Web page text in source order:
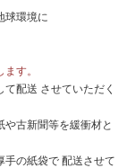
球環境に
す。
配送 させていただく
古新聞等を緩衝材と
手の紙袋で 配送させて